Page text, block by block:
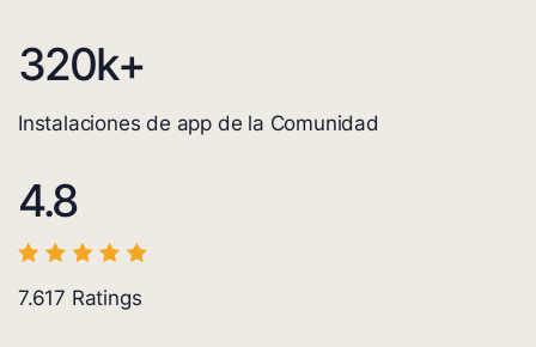
320k+
Instalaciones de app de la Comunidad
4.8
7.617 Ratings